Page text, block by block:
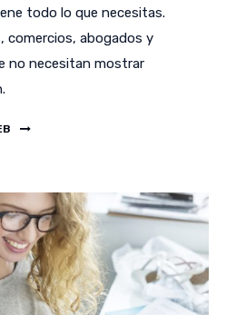
todo lo que necesitas.
comercios, abogados y
no necesitan mostrar